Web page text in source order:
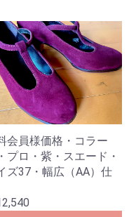
会員様価格・コラー
プロ・紫・スエード・
ズ37・幅広（AA）仕